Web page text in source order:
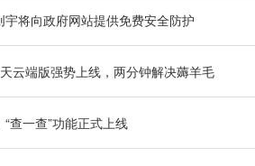
将向政府网站提供免费安全防护
云端版强势上线，两分钟解决薅羊毛
查一查”功能正式上线